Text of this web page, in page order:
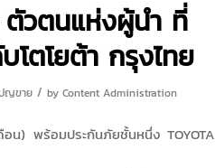
ตัวตนแห่งผู้นำ ที่
ตโยต้า กรุงไทย
ญขาย / by Content Administration
) พร้อมประกันภัยชั้นหนึ่ง TOYOTA